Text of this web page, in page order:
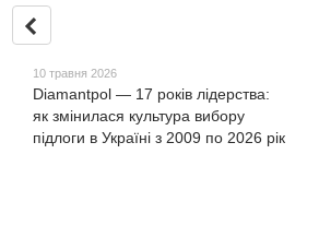
10 травня 2026
Diamantpol — 17 років лідерства:
як змінилася культура вибору
підлоги в Україні з 2009 по 2026 рік